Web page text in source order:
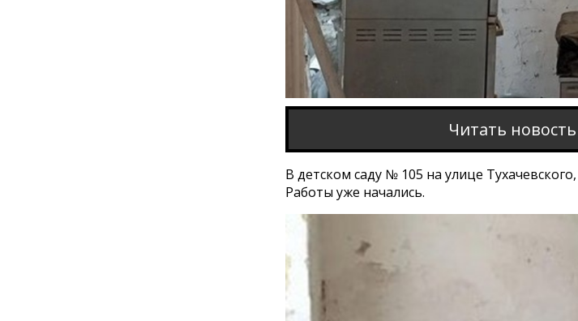
Читать
В детском саду № 105 на улице
Работы уже начались.